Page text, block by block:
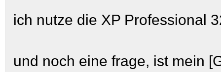
ich nutze die XP Professional
und noch eine frage, ist mein